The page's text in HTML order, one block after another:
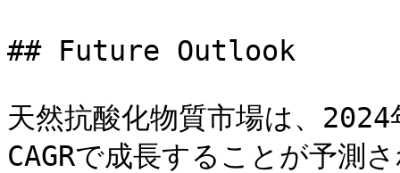
## Future Outlook
天然抗酸化物質市場は、
CAGRで成長することが予測